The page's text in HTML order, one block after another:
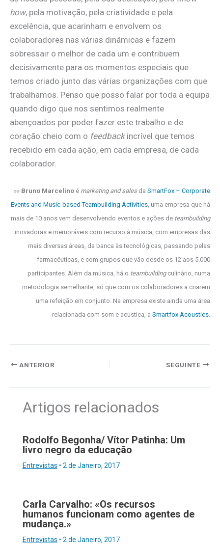
how, pela motivação, pela criatividade e pela
excelência, que acarinham e envolvem os
colaboradores nas várias dinâmicas e fazem
sobressair o melhor de cada um e contribuem
decisivamente para os momentos especiais que
temos criado junto das várias organizações com que
trabalhamos. Penso que posso falar por toda a equipa
quando digo que nos sentimos realmente
abençoados por poder fazer este trabalho e de
coração cheio com o feedbackincrível que temos
recebido em cada ação, em cada empresa, de cada
colaborador.
»» Bruno Marcelino é marketing and salesda SmartFox – Corporate
Events and Music-based Teambuilding Activities , uma empresa que há
mais de 10 anos vem desenvolvendo eventos e ações de teambuilding
inovadoras e memoráveis com recurso à música, com empresas das
mais diversas áreas, da banca às tecnológicas, passando pelas
farmacêuticas, e com grupos que vão desde os 12 aos 5.000
participantes. Além da música, há o teambuildingculinário, numa
metodologia semelhante, só que com os colaboradores a criarem
uma refeição em conjunto. Na empresa existe ainda uma área
relacionada com som e acústica, a Smartfox Acoustics
ANTERIOR SEGUINTE
Artigos relacionados
Rodolfo Begonha/ Vítor Patinha: Um
livro negro da educação
Entrevistas • 2 de Janeiro, 2017
Carla Carvalho: «Os recursos
humanos funcionam como agentes de
mudança.»
Entrevistas • 2 de Janeiro, 2017